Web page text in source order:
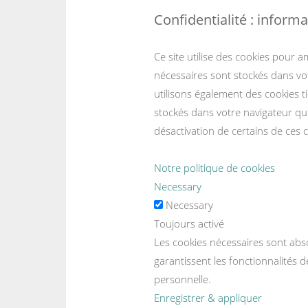
Confidentialité :
Ce site utilise des cookies pour
nécessaires sont stockés dans
utilisons également des cookies
stockés dans votre navigateur
désactivation de certains de ces
Notre politique de cookies
Necessary
Necessary
Toujours activé
Les cookies nécessaires sont
garantissent les fonctionnalités
personnelle.
Enregistrer & appliquer